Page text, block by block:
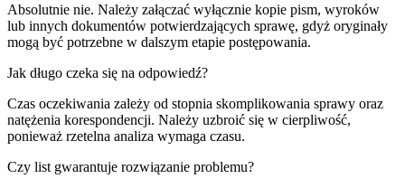
Absolutnie nie. Należy załączać wyłącznie kopie pism, wyroków
lub innych dokumentów potwierdzających sprawę, gdyż oryginały
mogą być potrzebne w dalszym etapie postępowania.
Jak długo czeka się na odpowiedź?
Czas oczekiwania zależy od stopnia skomplikowania sprawy oraz
natężenia korespondencji. Należy uzbroić się w cierpliwość,
ponieważ rzetelna analiza wymaga czasu.
Czy list gwarantuje rozwiązanie problemu?